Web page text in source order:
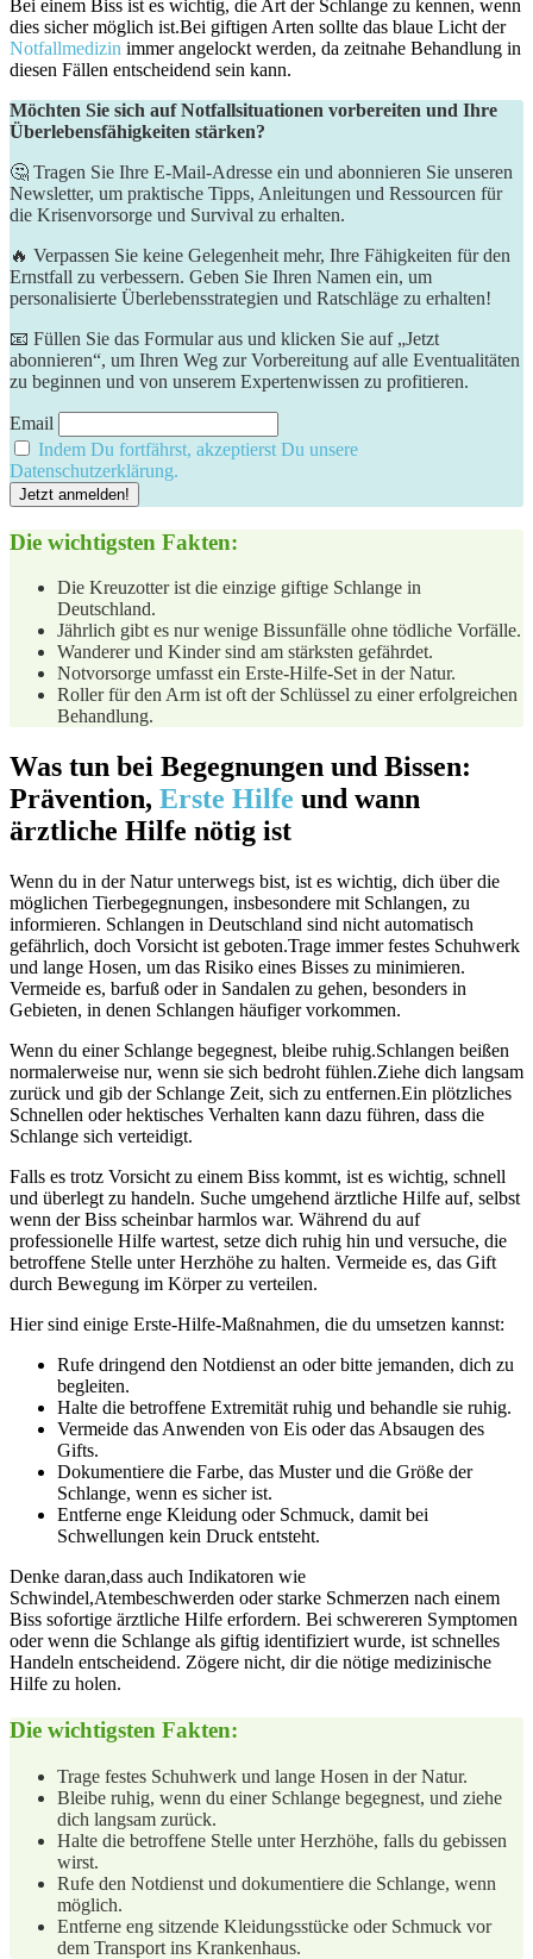
Bei​ einem Biss ist es wichtig, die ‌Art der​ Schlange zu kennen,⁣ wenn
dies sicher ⁣möglich ist.Bei giftigen Arten sollte das blaue Licht der
Notfallmedizin immer angelockt werden, da zeitnahe Behandlung⁤ in
diesen Fällen entscheidend sein kann.
Möchten Sie sich auf Notfallsituationen vorbereiten und Ihre
Überlebensfähigkeiten stärken?
🤔 Tragen Sie Ihre E-Mail-Adresse ein und abonnieren Sie unseren
Newsletter, um praktische Tipps, Anleitungen und Ressourcen für
die Krisenvorsorge und Survival zu erhalten.
🔥 Verpassen Sie keine Gelegenheit mehr, Ihre Fähigkeiten für den
Ernstfall zu verbessern. Geben Sie Ihren Namen ein, um
personalisierte Überlebensstrategien und Ratschläge zu erhalten!
📧 Füllen Sie das Formular aus und klicken Sie auf „Jetzt
abonnieren“, um Ihren Weg zur Vorbereitung auf alle Eventualitäten
zu beginnen und von unserem Expertenwissen zu profitieren.
Email
Indem Du fortfährst, akzeptierst Du unsere
Datenschutzerklärung.
Die wichtigsten Fakten:
Die Kreuzotter ist die⁤ einzige​ giftige Schlange in
Deutschland.
Jährlich gibt ‍es⁢ nur wenige Bissunfälle ohne tödliche Vorfälle.
Wanderer und Kinder sind am stärksten gefährdet.
Notvorsorge‍ umfasst ein Erste-Hilfe-Set in der Natur.
Roller für den Arm ist oft ⁣der Schlüssel zu einer ​erfolgreichen
Behandlung.
Was tun bei Begegnungen und Bissen:
Prävention, Erste Hilfe und ‌wann
ärztliche Hilfe⁣ nötig ist
Wenn du in der‌ Natur unterwegs bist, ist es wichtig, dich über‍ die‍
möglichen Tierbegegnungen,‌ insbesondere mit Schlangen, zu⁢
informieren. Schlangen in Deutschland sind nicht⁣ automatisch ​
gefährlich, doch Vorsicht​ ist geboten.Trage immer festes Schuhwerk
und ‌lange Hosen, um das Risiko eines ‍Bisses zu minimieren.
Vermeide⁤ es, barfuß oder in Sandalen zu gehen, besonders‍ in
Gebieten, in denen Schlangen⁢ häufiger vorkommen.
Wenn du einer⁣ Schlange begegnest,‍ bleibe ruhig.Schlangen beißen
normalerweise nur, wenn sie ⁢sich bedroht fühlen.Ziehe dich​ langsam
zurück und gib der Schlange Zeit, sich ‍zu ⁤entfernen.Ein plötzliches​
Schnellen oder⁣ hektisches Verhalten kann dazu führen, ⁢dass die
Schlange sich verteidigt.
Falls‌ es trotz Vorsicht zu einem Biss kommt, ist es wichtig, schnell
und überlegt⁢ zu​ handeln. Suche umgehend ärztliche Hilfe auf, selbst
wenn der Biss scheinbar harmlos ‌war. Während du ⁣auf
professionelle ⁣Hilfe wartest, setze dich ruhig hin‍ und versuche, die
betroffene Stelle unter Herzhöhe zu⁢ halten.‍ Vermeide ‌es, das Gift
durch Bewegung im Körper zu verteilen.
Hier ​sind einige Erste-Hilfe-Maßnahmen, ⁤die du umsetzen kannst:
Rufe dringend den⁣ Notdienst an oder bitte jemanden, dich⁤ zu‍
begleiten.
Halte ⁢die betroffene Extremität ruhig und behandle ‍sie ruhig.
Vermeide ‌das Anwenden von⁤ Eis oder ⁢das Absaugen des
Gifts.
Dokumentiere die Farbe, das Muster und ⁣die Größe der
Schlange, wenn⁤ es sicher ist.
Entferne⁣ enge Kleidung oder ⁢Schmuck, damit bei
Schwellungen‍ kein Druck entsteht.
Denke daran,dass ⁤auch Indikatoren wie‍
Schwindel,Atembeschwerden oder starke Schmerzen nach einem
Biss sofortige ärztliche‌ Hilfe erfordern. ⁢Bei schwereren Symptomen
oder‌ wenn die Schlange als⁣ giftig⁣ identifiziert ⁢wurde, ist schnelles
Handeln entscheidend. Zögere nicht, dir ‌die ‌nötige ⁣medizinische
‌Hilfe⁤ zu holen.
Die ‌wichtigsten Fakten:
Trage ⁣festes Schuhwerk und lange Hosen in der Natur.
Bleibe ruhig, wenn du einer ‌Schlange ⁣begegnest,⁣ und‍ ziehe
‌dich ​langsam zurück.
Halte die betroffene Stelle unter Herzhöhe, falls du gebissen⁣
wirst.
Rufe den Notdienst‍ und dokumentiere die Schlange, wenn
‍möglich.
Entferne ⁢eng ⁣sitzende Kleidungsstücke ⁤oder⁤ Schmuck vor
dem Transport ins Krankenhaus.